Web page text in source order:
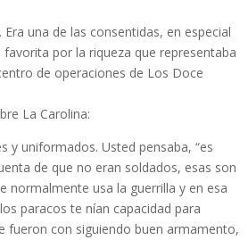
una de las consentidas, en especial
por la riqueza que representaba
de operaciones de Los Doce
La Carolina:
y uniformados. Usted pensaba, “es
de que no eran soldados, esas son
normalmente usa la guerrilla y en esa
paracos te­ nían capacidad para
fueron con­ siguiendo buen armamento,